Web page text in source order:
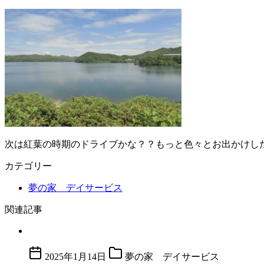
次は紅葉の時期のドライブかな？？もっと色々とお出かけし
カテゴリー
夢の家 デイサービス
関連記事
2025年1月14日 夢の家 デイサービス